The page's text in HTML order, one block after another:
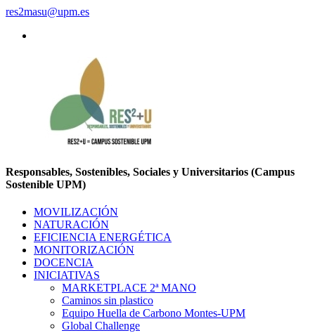
res2masu@upm.es
Responsables, Sostenibles, Sociales y Universitarios (Campus
Sostenible UPM)
MOVILIZACIÓN
NATURACIÓN
EFICIENCIA ENERGÉTICA
MONITORIZACIÓN
DOCENCIA
INICIATIVAS
MARKETPLACE 2ª MANO
Caminos sin plastico
Equipo Huella de Carbono Montes-UPM
Global Challenge